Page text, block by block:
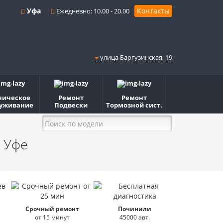
Уфа Ежедневно: 10.00 - 20.00 Контакты
улица Баргузинская, 19
Ремонт
Подвески
Ремонт
Тормозной сист.
Уфе
Срочный ремонт
от 15 минут
Починили
45000 авт.